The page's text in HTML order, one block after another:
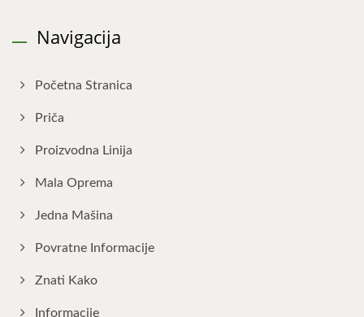
Navigacija
Početna Stranica
Priča
Proizvodna Linija
Mala Oprema
Jedna Mašina
Povratne Informacije
Znati Kako
Informacije